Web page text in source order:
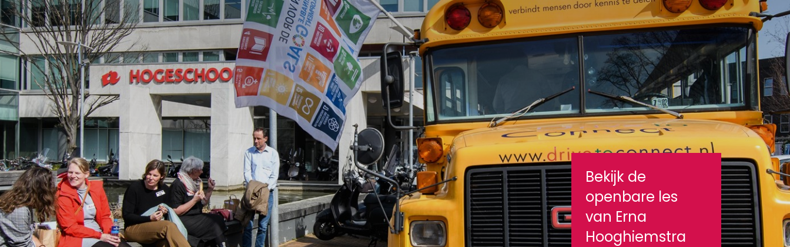
Ga direct naar de content
Bekijk de
openbare les
van Erna
Hooghiemstra
Veel gezocht
Opleiding
Contact